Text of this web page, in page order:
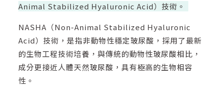
Animal Stabilized Hyaluronic Acid）技術。
NASHA（Non-Animal Stabilized Hyaluronic
Acid）技術，是指非動物性穩定玻尿酸，採用了最新
的生物工程技術培養，與傳統的動物性玻尿酸相比，
成分更接近人體天然玻尿酸，具有極高的生物相容
性。